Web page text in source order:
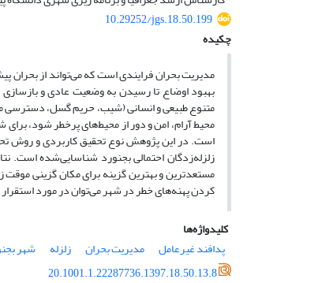
10.29252/jgs.18.50.199
چکیده
مدیریت بحران فرایندی است که می‌تواند از بحران
بهبود اوضاع تا رسیدن به وضعیت عادی و بازسازی
متنوع طبیعی و انسانی (شیب، حریم گسل، دسترسی
محیط آرام، امن و دور از محیط‌های پرخطر شود،
است. در این پژوهش نوع تحقیق کاربردی و روش
زلزله‌زدگان احتمالی بجنورد شناسایی‌شده
مستعدترین و بهترین گزینه برای مکان گزینی
کردن پهنه‌های خطر در شهر می‌توان در مورد
کلیدواژه‌ها
پدافند غیرعامل
مدیریت بحران زلزله شهر
20.1001.1.22287736.1397.18.50.13.8